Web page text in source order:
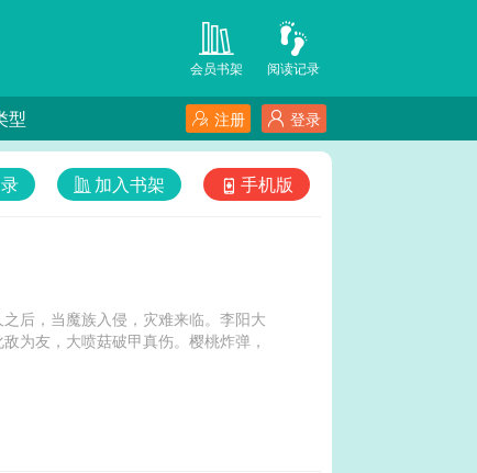
阅读记录
会员书架
型 登录
注册
手机版
加入书架
后，当魔族入侵，灾难来临。李阳大
为友，大喷菇破甲真伤。樱桃炸弹，